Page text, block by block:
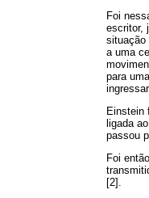
Foi
escritor,
situação
a uma
para
Einstein
ligada
passou
Foi
[2].